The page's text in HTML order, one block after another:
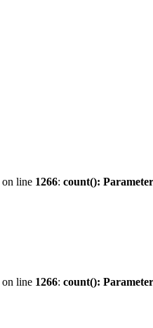
on line 1266: count():
on line 1266: count():